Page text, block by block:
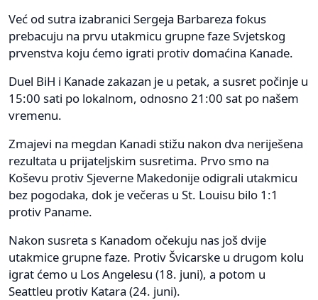
Već od sutra izabranici Sergeja Barbareza fokus
prebacuju na prvu utakmicu grupne faze Svjetskog
prvenstva koju ćemo igrati protiv domaćina Kanade.
Duel BiH i Kanade zakazan je u petak, a susret počinje u
15:00 sati po lokalnom, odnosno 21:00 sat po našem
vremenu.
Zmajevi na megdan Kanadi stižu nakon dva neriješena
rezultata u prijateljskim susretima. Prvo smo na
Koševu protiv Sjeverne Makedonije odigrali utakmicu
bez pogodaka, dok je večeras u St. Louisu bilo 1:1
protiv Paname.
Nakon susreta s Kanadom očekuju nas još dvije
utakmice grupne faze. Protiv Švicarske u drugom kolu
igrat ćemo u Los Angelesu (18. juni), a potom u
Seattleu protiv Katara (24. juni).